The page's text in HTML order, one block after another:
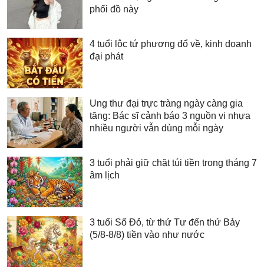
phối đồ này
4 tuổi lộc tứ phương đổ về, kinh doanh
đại phát
Ung thư đại trực tràng ngày càng gia
tăng: Bác sĩ cảnh báo 3 nguồn vi nhựa
nhiều người vẫn dùng mỗi ngày
3 tuổi phải giữ chặt túi tiền trong tháng 7
âm lịch
3 tuổi Số Đỏ, từ thứ Tư đến thứ Bảy
(5/8-8/8) tiền vào như nước